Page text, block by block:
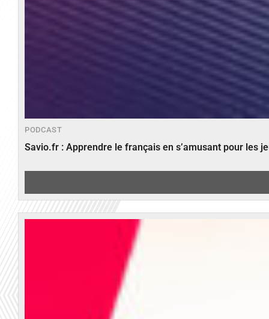
PODCAST
Savio.fr : Apprendre le français en s’amusant pour les